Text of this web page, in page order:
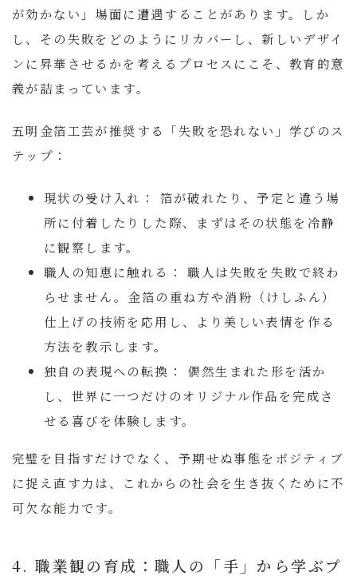
が効かない」場面に遭遇することがあります。しか
し、その失敗をどのようにリカバーし、新しいデザイ
ンに昇華させるかを考えるプロセスにこそ、教育的意
義が詰まっています。
五明金箔工芸が推奨する「失敗を恐れない」学びのス
テップ：
現状の受け入れ：
箔が破れたり、予定と違う場
所に付着したりした際、まずはその状態を冷静
に観察します。
職人の知恵に触れる：
職人は失敗を失敗で終わ
らせません。金箔の重ね方や消粉（けしふん）
仕上げの技術を応用し、より美しい表情を作る
方法を教示します。
独自の表現への転換：
偶然生まれた形を活か
し、世界に一つだけのオリジナル作品を完成さ
せる喜びを体験します。
完璧を目指すだけでなく、予期せぬ事態をポジティブ
に捉え直す力は、これからの社会を生き抜くために不
可欠な能力です。
4. 職業観の育成：職人の「手」から学ぶプ